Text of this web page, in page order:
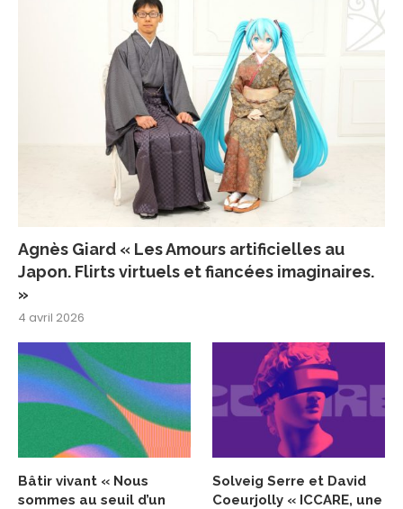
Agnès Giard « Les Amours artificielles au
Japon. Flirts virtuels et fiancées imaginaires.
»
4 avril 2026
Bâtir vivant « Nous
sommes au seuil d’un
Solveig Serre et David
Coeurjolly « ICCARE, une